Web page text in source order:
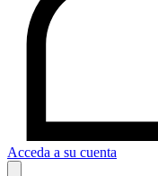
Acceda a su cuenta